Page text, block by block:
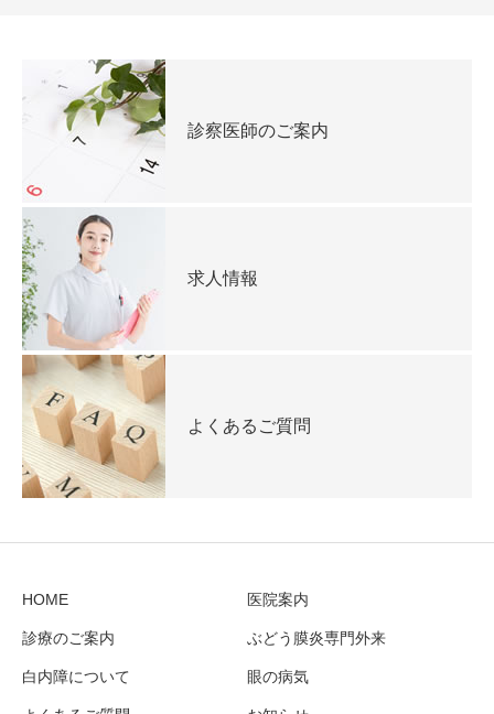
診察医師のご案内
求人情報
よくあるご質問
HOME 医院案内
診療のご案内 ぶどう膜炎専門外来
白内障について 眼の病気